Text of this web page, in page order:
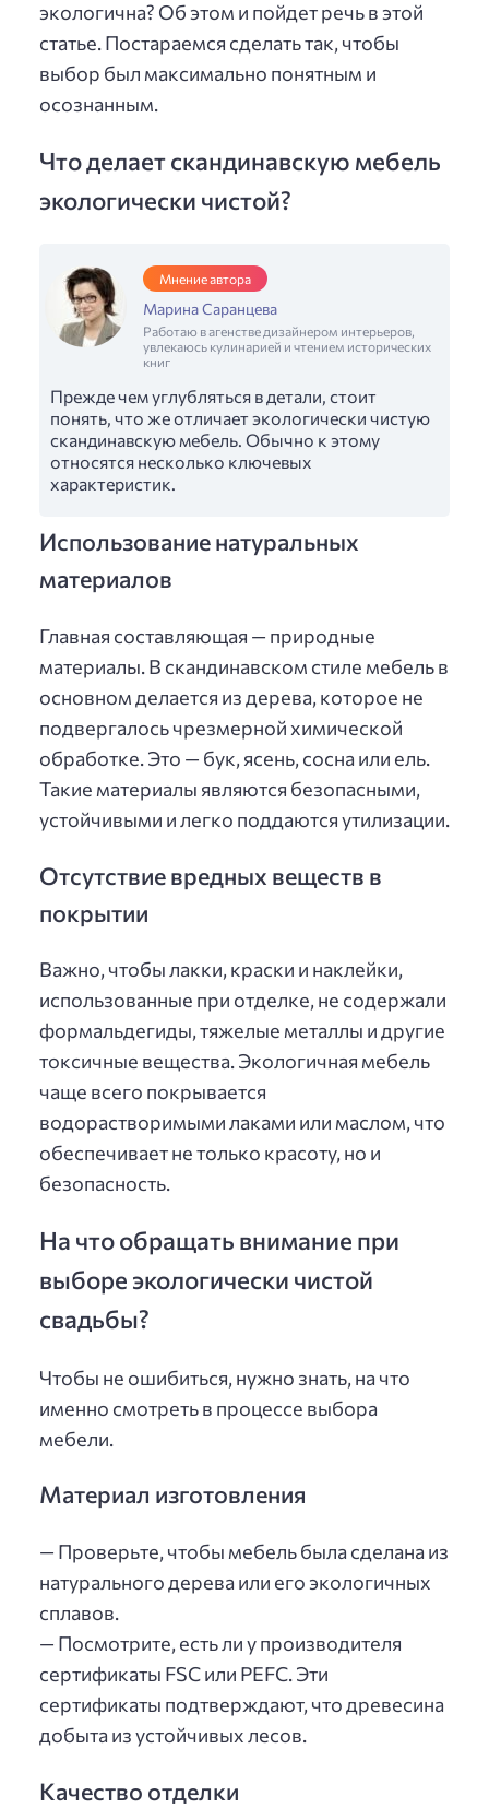
экологична? Об этом и пойдет речь в этой
статье. Постараемся сделать так, чтобы
выбор был максимально понятным и
осознанным.
Что делает скандинавскую мебель
экологически чистой?
Мнение автора
Марина Саранцева
Работаю в агенстве дизайнером интерьеров,
увлекаюсь кулинарией и чтением исторических
книг
Прежде чем углубляться в детали, стоит
понять, что же отличает экологически чистую
скандинавскую мебель. Обычно к этому
относятся несколько ключевых
характеристик.
Использование натуральных
материалов
Главная составляющая — природные
материалы. В скандинавском стиле мебель в
основном делается из дерева, которое не
подвергалось чрезмерной химической
обработке. Это — бук, ясень, сосна или ель.
Такие материалы являются безопасными,
устойчивыми и легко поддаются утилизации.
Отсутствие вредных веществ в
покрытии
Важно, чтобы лакки, краски и наклейки,
использованные при отделке, не содержали
формальдегиды, тяжелые металлы и другие
токсичные вещества. Экологичная мебель
чаще всего покрывается
водорастворимыми лаками или маслом, что
обеспечивает не только красоту, но и
безопасность.
На что обращать внимание при
выборе экологически чистой
свадьбы?
Чтобы не ошибиться, нужно знать, на что
именно смотреть в процессе выбора
мебели.
Материал изготовления
— Проверьте, чтобы мебель была сделана из
натурального дерева или его экологичных
сплавов.
— Посмотрите, есть ли у производителя
сертификаты FSC или PEFC. Эти
сертификаты подтверждают, что древесина
добыта из устойчивых лесов.
Качество отделки